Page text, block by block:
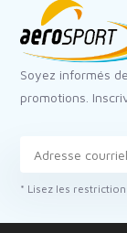
Soyez informés
promotions.
* Lisez les